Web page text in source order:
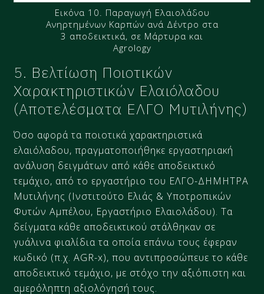
Εικόνα 10. Παραγωγή Ελαιολάδου
Ανηρτημένων Καρπών ανά Δέντρο στα
3 αποδεικτικά, σε Μάρτυρα και
Agrology
5. Βελτίωση Ποιοτικών
Χαρακτηριστικών Ελαιόλαδου
(Αποτελέσματα ΕΛΓΟ Μυτιλήνης)
Όσο αφορά τα ποιοτικά χαρακτηριστικά
ελαιόλαδου, πραγματοποιήθηκε εργαστηριακή
ανάλυση δειγμάτων από κάθε αποδεικτικό
τεμάχιο, από το εργαστήριο του ΕΛΓΟ-ΔΗΜΗΤΡΑ
Μυτιλήνης (Ινστιτούτο Ελιάς & Υποτροπικών
Φυτών Αμπέλου, Εργαστήριο Ελαιολάδου). Τα
δείγματα κάθε αποδεικτικού στάλθηκαν σε
γυάλινα φιαλίδια τα οποία επάνω τους έφεραν
κωδικό (π.χ. AGR-x), που αντιπροσώπευε το κάθε
αποδεικτικό τεμάχιο, με στόχο την αξιόπιστη και
αμερόληπτη αξιολόγησή τους.